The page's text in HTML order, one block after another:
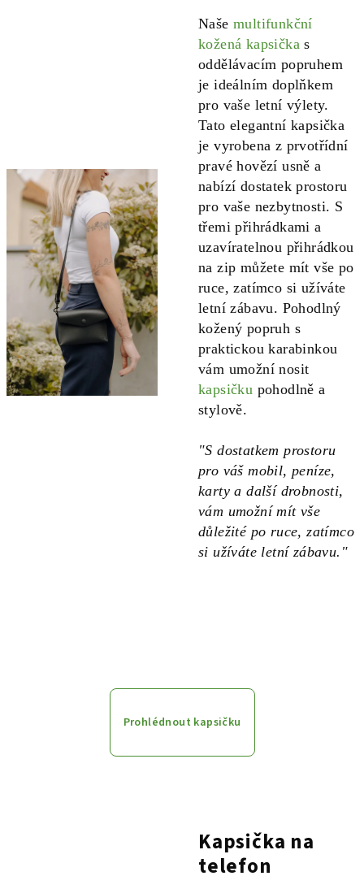
Naše multifunkční
kožená kapsička s
oddělávacím popruhem
je ideálním doplňkem
pro vaše letní výlety.
Tato elegantní kapsička
je vyrobena z prvotřídní
pravé hovězí usně a
nabízí dostatek prostoru
pro vaše nezbytnosti. S
třemi přihrádkami a
uzavíratelnou přihrádkou
na zip můžete mít vše po
ruce, zatímco si užíváte
letní zábavu. Pohodlný
kožený popruh s
praktickou karabinkou
vám umožní nosit
kapsičku pohodlně a
stylově.
"S dostatkem prostoru
pro váš mobil, peníze,
karty a další drobnosti,
vám umožní mít vše
důležité po ruce, zatímco
si užíváte letní zábavu."
Prohlédnout kapsičku
Kapsička na
telefon